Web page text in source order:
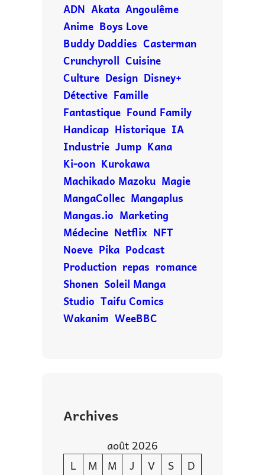
ADN Akata Angoulême
Anime Boys Love
Buddy Daddies Casterman
Crunchyroll Cuisine
Culture Design Disney+
Détective Famille
Fantastique Found Family
Handicap Historique IA
Industrie Jump Kana
Ki-oon Kurokawa
Machikado Mazoku Magie
MangaCollec Mangaplus
Mangas.io Marketing
Médecine Netflix NFT
Noeve Pika Podcast
Production repas romance
Shonen Soleil Manga
Studio Taifu Comics
Wakanim WeeBBC
Archives
août 2026
L
M M J V S
D